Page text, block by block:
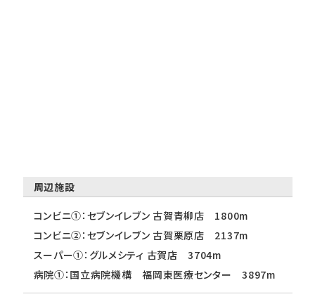
周辺施設
コンビニ①：セブンイレブン 古賀青柳店 1800m
コンビニ②：セブンイレブン 古賀栗原店 2137m
スーパー①：グルメシティ 古賀店 3704m
病院①：国立病院機構 福岡東医療センター 3897m